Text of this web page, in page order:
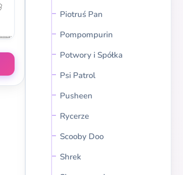
Piotruś Pan
Pompompurin
Potwory i Spółka
Psi Patrol
Pusheen
Rycerze
Scooby Doo
Shrek